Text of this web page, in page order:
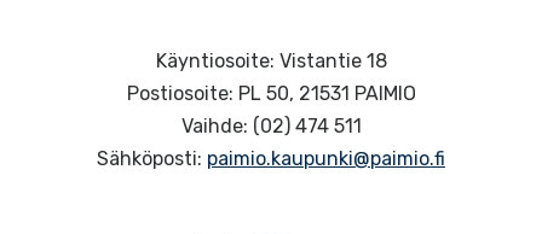
Käyntiosoite: Vistantie 18
Postiosoite: PL 50, 21531 PAIMIO
Vaihde: (02) 474 511
Sähköposti: paimio.kaupunki@paimio.fi